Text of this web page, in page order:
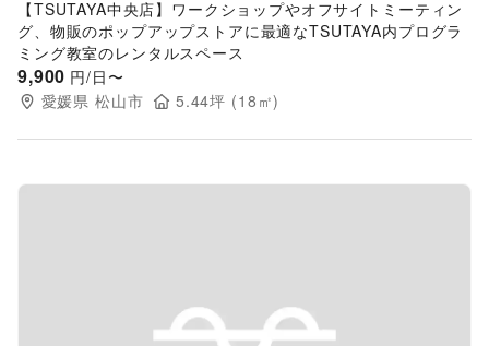
【TSUTAYA中央店】ワークショップやオフサイトミーティン
グ、物販のポップアップストアに最適なTSUTAYA内プログラ
ミング教室のレンタルスペース
9,900 円/日〜
愛媛県 松山市 5.44坪 (18 ㎡)